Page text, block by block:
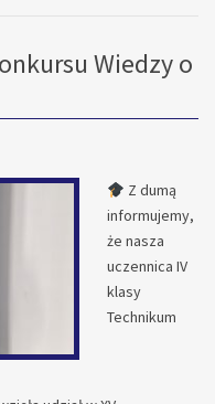
Wiedzy o
Z dumą
informujemy,
że nasza
uczennica IV
klasy
Technikum